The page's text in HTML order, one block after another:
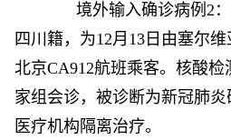
境外输入确诊病例2：
四川籍，为12月13日由塞尔
北京CA912航班乘客。核酸
家组会诊，被诊断为新冠肺
医疗机构隔离治疗。